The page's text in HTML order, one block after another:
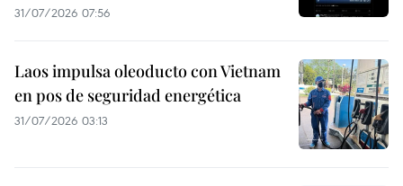
31/07/2026 07:56
Laos impulsa oleoducto con Vietnam
en pos de seguridad energética
31/07/2026 03:13